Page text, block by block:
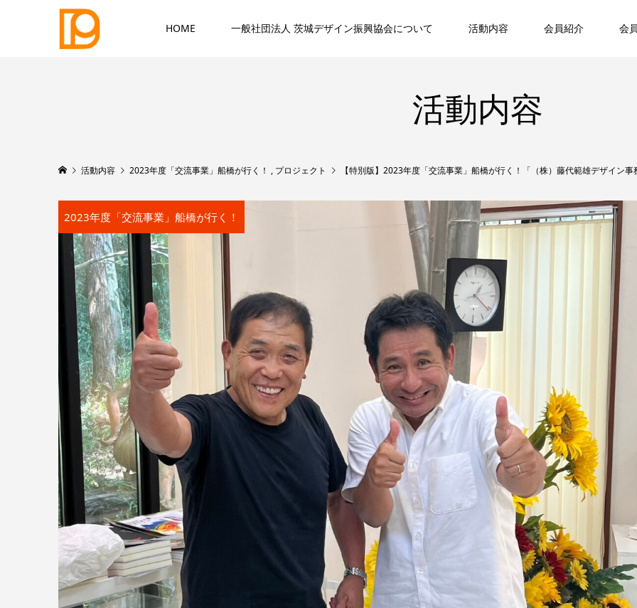
HOME 一般社団法人 茨城デザイン振興協会について 活動内容 会員紹介 会
活動内容
活動内容 2023年度「交流事業」船橋が行く！ , プロジェクト 【特別版】2023年度「交流事業」船橋が行く！「（株）藤代範雄デザイン事
2023年度「交流事業」船橋が行く！